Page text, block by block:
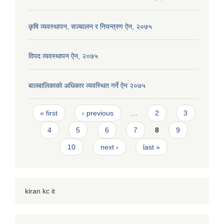
कृषि व्यवस्थापन, सञ्चालन र नियन्त्रण ऐन, २०७५
विपद व्यवस्थापन ऐन, २०७५
बालबालिकाको अधिकार व्यवस्थित गर्ने ऐन २०७५
Pages
« first ‹ previous 2 3
4 5 6 7 8 9
10 next › last »
kiran kc it